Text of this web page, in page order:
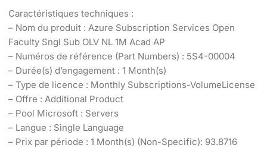
Caractéristiques techniques :
– Nom du produit : Azure Subscription Services Open
Faculty Sngl Sub OLV NL 1M Acad AP
– Numéros de référence (Part Numbers) : 5S4-00004
– Durée(s) d’engagement : 1 Month(s)
– Type de licence : Monthly Subscriptions-VolumeLicense
– Offre : Additional Product
– Pool Microsoft : Servers
– Langue : Single Language
– Prix par période : 1 Month(s) (Non-Specific): 93.8716